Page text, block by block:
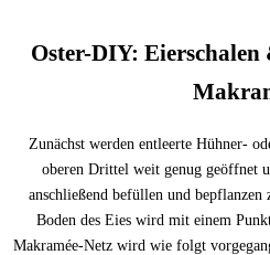
Oster-DIY: Eierschalen
Zunächst werden entleerte Hühner-
oberen Drittel weit genug geöffnet
anschließend befüllen und
Boden des Eies wird mit einem
Makramée-Netz wird wie folgt